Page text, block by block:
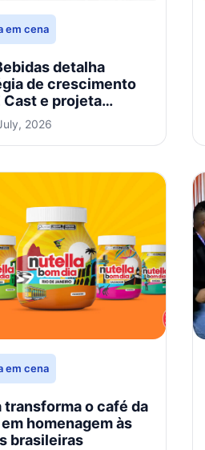
em cena
detalha
de crescimento
Cast e projeta
no varejo
2026
em cena
transforma o café da
homenagem às
brasileiras